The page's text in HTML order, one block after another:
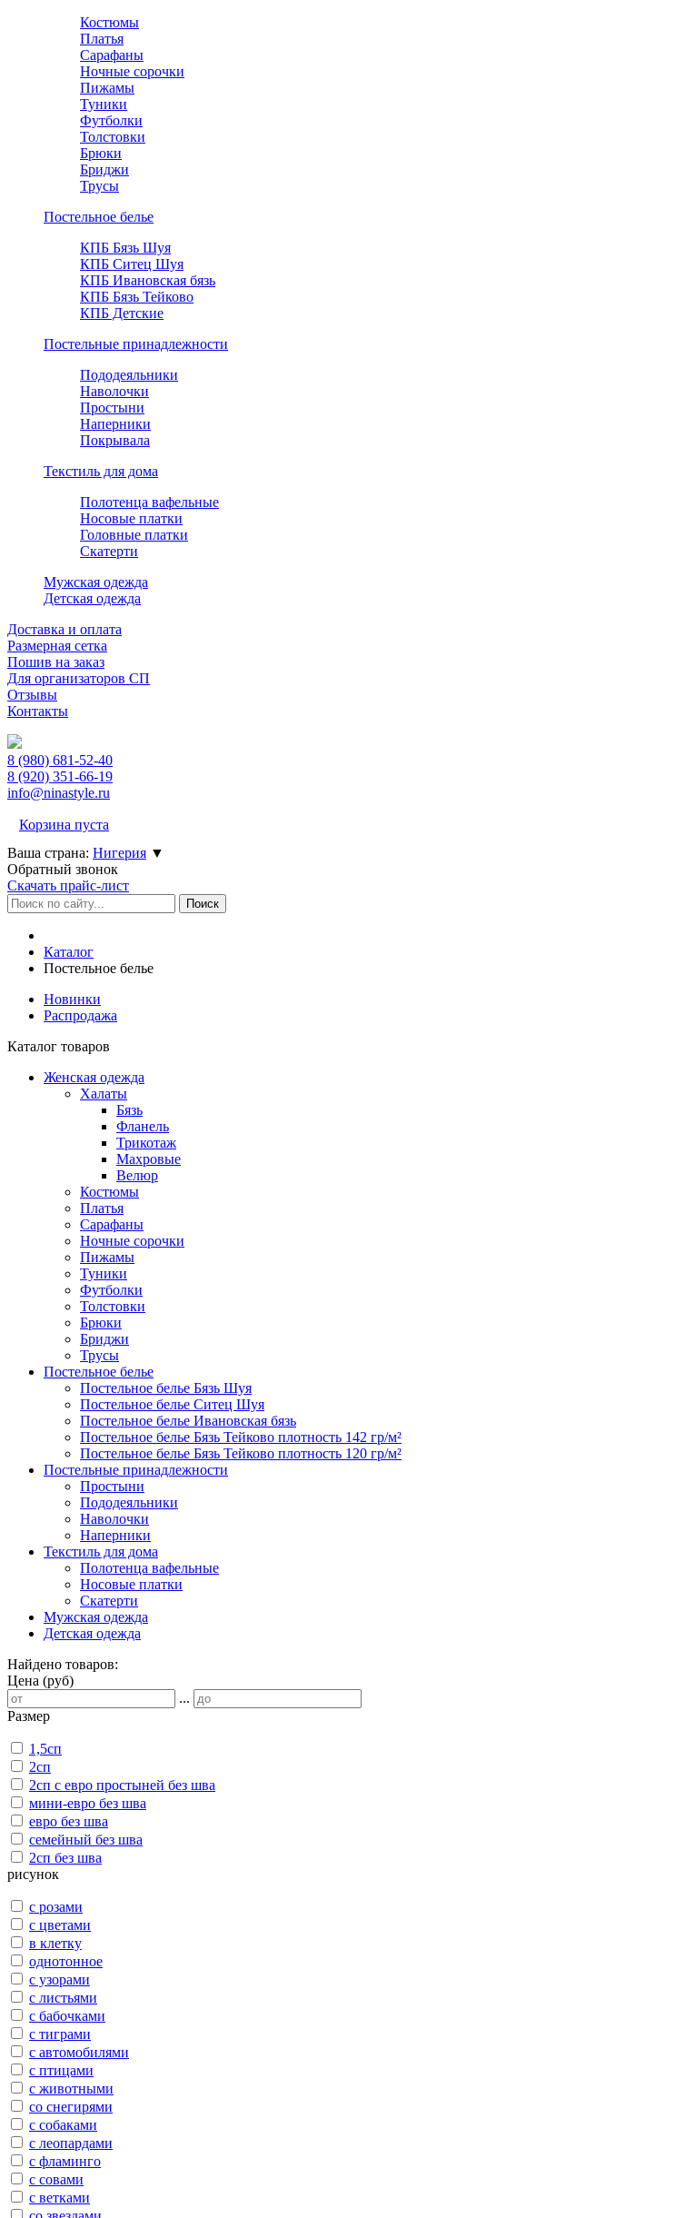
Костюмы
Платья
Сарафаны
Ночные сорочки
Пижамы
Туники
Футболки
Толстовки
Брюки
Бриджи
Трусы
Постельное белье
КПБ Бязь Шуя
КПБ Ситец Шуя
КПБ Ивановская бязь
КПБ Бязь Тейково
КПБ Детские
Постельные принадлежности
Пододеяльники
Наволочки
Простыни
Наперники
Покрывала
Текстиль для дома
Полотенца вафельные
Носовые платки
Головные платки
Скатерти
Мужская одежда
Детская одежда
Доставка и оплата
Размерная сетка
Пошив на заказ
Для организаторов СП
Отзывы
Контакты
8 (980) 681-52-40
8 (920) 351-66-19
info@ninastyle.ru
Корзина пуста
Ваша страна: Нигерия ▼
Обратный звонок
Скачать прайс-лист
Каталог
Постельное белье
Новинки
Распродажа
Каталог товаров
Женская одежда
Халаты
Бязь
Фланель
Трикотаж
Махровые
Велюр
Костюмы
Платья
Сарафаны
Ночные сорочки
Пижамы
Туники
Футболки
Толстовки
Брюки
Бриджи
Трусы
Постельное белье
Постельное белье Бязь Шуя
Постельное белье Ситец Шуя
Постельное белье Ивановская бязь
Постельное белье Бязь Тейково плотность 142 гр/м²
Постельное белье Бязь Тейково плотность 120 гр/м²
Постельные принадлежности
Простыни
Пододеяльники
Наволочки
Наперники
Текстиль для дома
Полотенца вафельные
Носовые платки
Скатерти
Мужская одежда
Детская одежда
Найдено товаров:
Цена (руб)
...
Размер
1,5сп
2сп
2сп с евро простыней без шва
мини-евро без шва
евро без шва
семейный без шва
2сп без шва
рисунок
с розами
с цветами
в клетку
однотонное
с узорами
с листьями
с бабочками
с тиграми
с автомобилями
с птицами
с животными
со снегирями
с собаками
с леопардами
с фламинго
с совами
с ветками